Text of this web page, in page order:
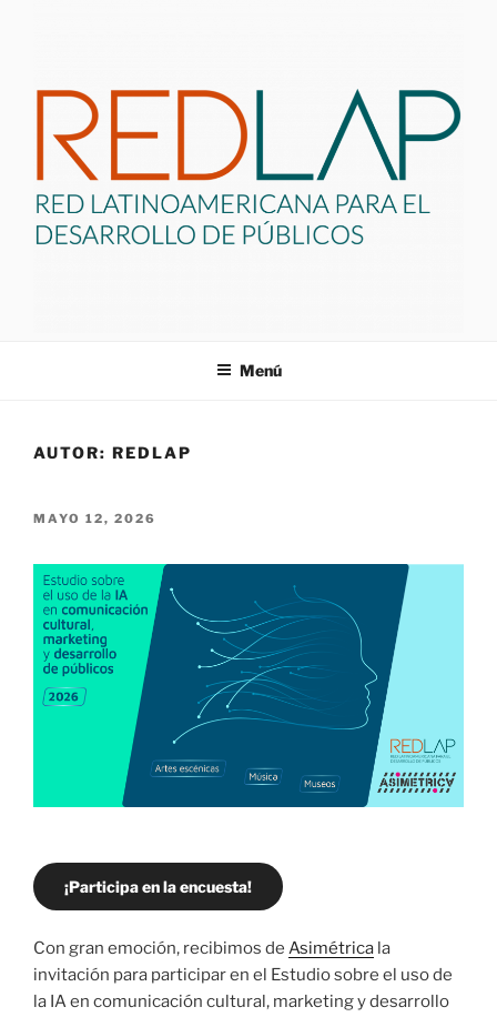
Públicos.
Menú
AUTOR: REDLAP
PUBLICADO
MAYO 12, 2026
¡Participa en la encuesta!
Con gran emoción, recibimos de Asimétrica la
invitación para participar en el Estudio sobre el uso de
la IA en comunicación cultural, marketing y desarrollo